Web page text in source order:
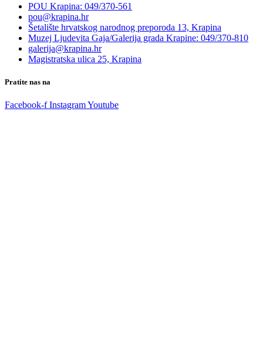
POU Krapina: 049/370-561
pou@krapina.hr
Šetalište hrvatskog narodnog preporoda 13, Krapina
Muzej Ljudevita Gaja/Galerija grada Krapine: 049/370-810
galerija@krapina.hr
Magistratska ulica 25, Krapina
Pratite nas na
Facebook-f InstagramYoutube